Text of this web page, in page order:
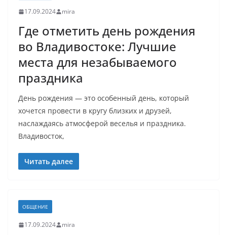
17.09.2024 mira
Где отметить день рождения
во Владивостоке: Лучшие
места для незабываемого
праздника
День рождения — это особенный день, который
хочется провести в кругу близких и друзей,
наслаждаясь атмосферой веселья и праздника.
Владивосток,
Читать далее
ОБЩЕНИЕ
17.09.2024 mira